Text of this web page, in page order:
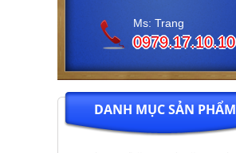
Ms: Trang
0979.17.10.10
DANH MỤC SẢN PHẨM